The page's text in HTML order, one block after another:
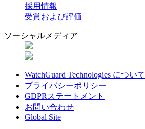
採用情報
受賞および評価
ソーシャルメディア
WatchGuard Technologies について
プライバシーポリシー
GDPRステートメント
お問い合わせ
Global Site